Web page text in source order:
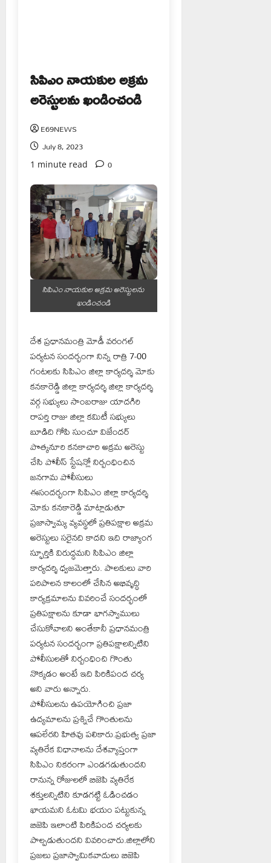
సిపిఎం నాయకుల అక్రమ
అరెస్టులను ఖండించండి
E69NEWS
July 8, 2023
1 minute read 0
సిపిఎం నాయకుల అక్రమ అరెస్టులను
ఖండించండి
దేశ ప్రధానమంత్రి మోడీ వరంగల్
పర్యటన సందర్భంగా నిన్న రాత్రి 7-00
గంటలకు సిపిఎం జిల్లా కార్యదర్శి మోకు
కనకారెడ్డి జిల్లా కార్యదర్శి జిల్లా కార్యదర్శి
వర్గ సభ్యులు సాంబరాజు యాదగిరి
రాపర్తి రాజు జిల్లా కమిటీ సభ్యులు
బూడిది గోపి సుంచూ విజేందర్
పొత్కనూరి కనకాచారి అక్రమ అరెస్టు
చేసి పోలీస్ స్టేషన్లో నిర్బంధించిన
జనగామ పోలీసులు
ఈసందర్భంగా సిపిఎం జిల్లా కార్యదర్శి
మోకు కనకారెడ్డి మాట్లాడుతూ
ప్రజాస్వామ్య వ్యవస్థలో ప్రతిపక్షాల అక్రమ
అరెస్టులు సరైనది కాదని ఇది రాజ్యాంగ
స్ఫూర్తికి విరుద్ధమని సిపిఎం జిల్లా
కార్యదర్శి ధ్వజమెత్తారు. పాలకులు వారి
పరిపాలన కాలంలో చేసిన అభివృద్ధి
కార్యక్రమాలను వివరించే సందర్భంలో
ప్రతిపక్షాలను కూడా భాగస్వాములు
చేసుకోవాలని అంతేకానీ ప్రధానమంత్రి
పర్యటన సందర్భంగా ప్రతిపక్షాలన్నిటిని
పోలీసులతో నిర్బంధించి గొంతు
నొక్కడం అంటే ఇది పిరికిపంద చర్య
అని వారు అన్నారు.
పోలీసులను ఉపయోగించి ప్రజా
ఉద్యమాలను ప్రశ్నిచే గొంతులను
ఆపలేరని హితవు పలికారు.ప్రభుత్వ ప్రజా
వ్యతిరేక విధానాలను దేశవ్యాప్తంగా
సిపిఎం నికరంగా ఎండగడుతుందని
రానున్న రోజులలో బిజెపి వ్యతిరేక
శక్తులన్నిటిని కూడగట్టి ఓడించడం
ఖాయమని ఓటమి భయం పట్టుకున్న
బిజెపి ఇలాంటి పిరికిపంద చర్యలకు
పాల్పడుతుందని వివరించారు.జిల్లాలోని
ప్రజలు ప్రజాస్వామికవాదులు బిజెపి